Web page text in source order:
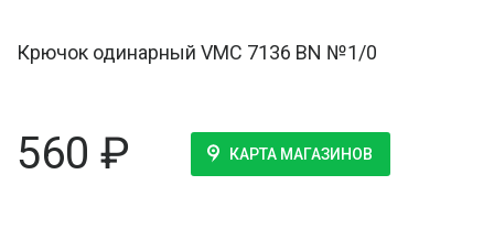
Крючок одинарный VMC 7136 BN №1/0
560 ₽ КАРТА МАГАЗИНОВ